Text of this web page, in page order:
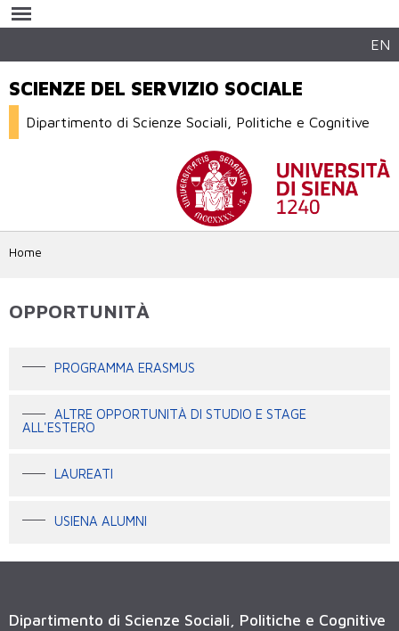
contenuto
EN
SCIENZE DEL SERVIZIO SOCIALE
Dipartimento di Scienze Sociali, Politiche e Cognitive
Home
OPPORTUNITÀ
PROGRAMMA ERASMUS
ALTRE OPPORTUNITÀ DI STUDIO E STAGE
ALL'ESTERO
LAUREATI
USIENA ALUMNI
Dipartimento di Scienze Sociali, Politiche e Cognitive